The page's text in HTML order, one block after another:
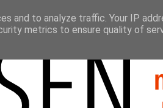
and to analyze traffic. Your IP
metrics to ensure quality of